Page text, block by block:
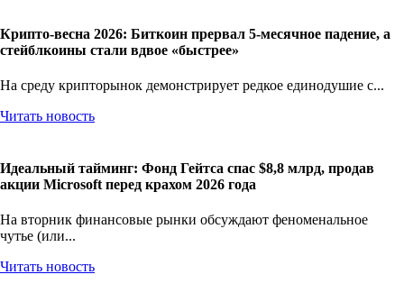
Крипто-весна 2026: Биткоин прервал 5-месячное падение, а
стейблкоины стали вдвое «быстрее»
На среду крипторынок демонстрирует редкое единодушие с...
Читать новость
Идеальный тайминг: Фонд Гейтса спас $8,8 млрд, продав
акции Microsoft перед крахом 2026 года
На вторник финансовые рынки обсуждают феноменальное
чутье (или...
Читать новость